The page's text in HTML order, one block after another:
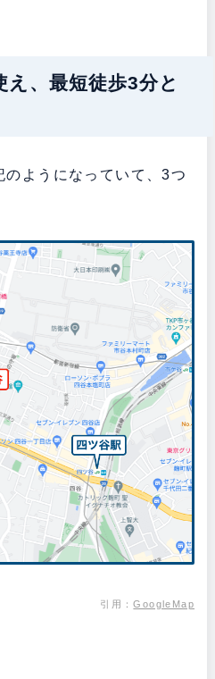
、最短徒歩3分と
のようになっていて、3つ
引用：GoogleMap